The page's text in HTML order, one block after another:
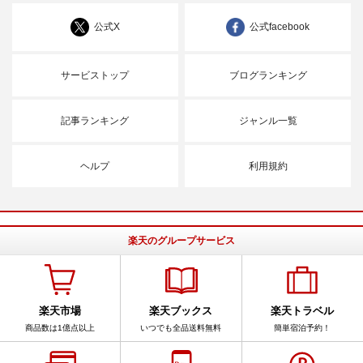
公式X 公式facebook
サービストップ ブログランキング
記事ランキング ジャンル一覧
ヘルプ 利用規約
楽天のグループサービス
楽天市場
商品数は1億点以上
楽天ブックス
いつでも全品送料無料
楽天トラベル
簡単宿泊予約！